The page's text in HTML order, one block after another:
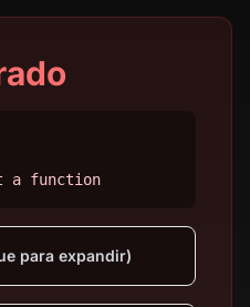
a function
para expandir)